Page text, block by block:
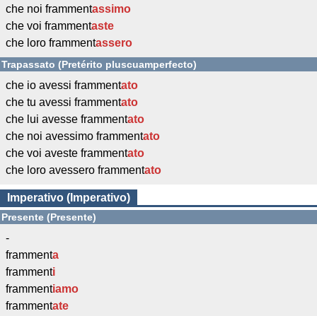
che noi frammentassimo
che voi frammentaste
che loro frammentassero
Trapassato (Pretérito pluscuamperfecto)
che io avessi frammentato
che tu avessi frammentato
che lui avesse frammentato
che noi avessimo frammentato
che voi aveste frammentato
che loro avessero frammentato
Imperativo (Imperativo)
Presente (Presente)
-
frammenta
frammenti
frammentiamo
frammentate